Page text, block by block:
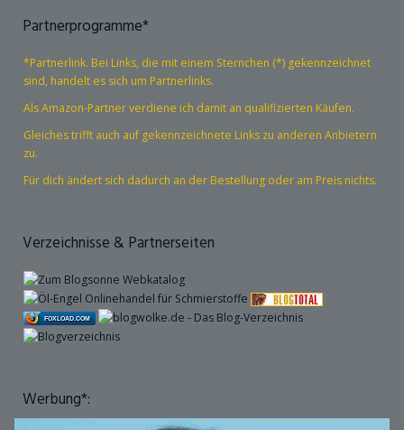
Partnerprogramme*
*Partnerlink. Bei Links, die mit einem Sternchen (*) gekennzeichnet
sind, handelt es sich um Partnerlinks.
Als Amazon-Partner verdiene ich damit an qualifizierten Käufen.
Gleiches trifft auch auf gekennzeichnete Links zu anderen Anbietern
zu.
Für dich ändert sich dadurch an der Bestellung oder am Preis nichts.
Verzeichnisse & Partnerseiten
FOXLOAD.COM
Werbung*: